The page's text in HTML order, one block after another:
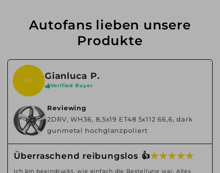
Autofans lieben unsere
Produkte
GP Gianluca P.
Verified Buyer
Reviewing
2DRV, WH36, 8,5x19 ET48 5x112 66,6, dark
gunmetal hochglanzpoliert
Überraschend reibungslos 👍★ ★ ★ ★ ★
Ich bin beeindruckt, wie einfach die Bestellung war. Alles